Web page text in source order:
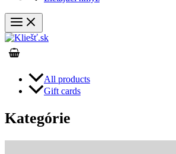
All products
Gift cards
Kategórie